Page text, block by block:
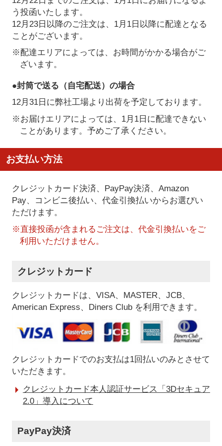
う投函いたします。
12月23日以降のご注文は、1月1日以降に配達となる
ことがございます。
※配達エリアによっては、お時間がかかる場合がご
ざいます。
●封筒で送る（自宅配送）の場合
12月31日に弊社工場より出荷を予定しております。
※お届けエリアによっては、1月1日に配達できない
ことがあります。予めご了承ください。
お支払い方法
クレジットカード決済、PayPay決済、Amazon
Pay、コンビニ後払い、代金引換払いからお選びい
ただけます。
※直接投函が含まれるご注文は、代金引換払いをご
利用いただけません。
クレジットカード
クレジットカードは、VISA、MASTER、JCB、
American Express、Diners Club を利用できます。
クレジットカードでのお支払は1回払いのみとさせて
いただきます。
クレジットカード本人認証サービス「3Dセキュア
2.0」導入について
PayPay決済